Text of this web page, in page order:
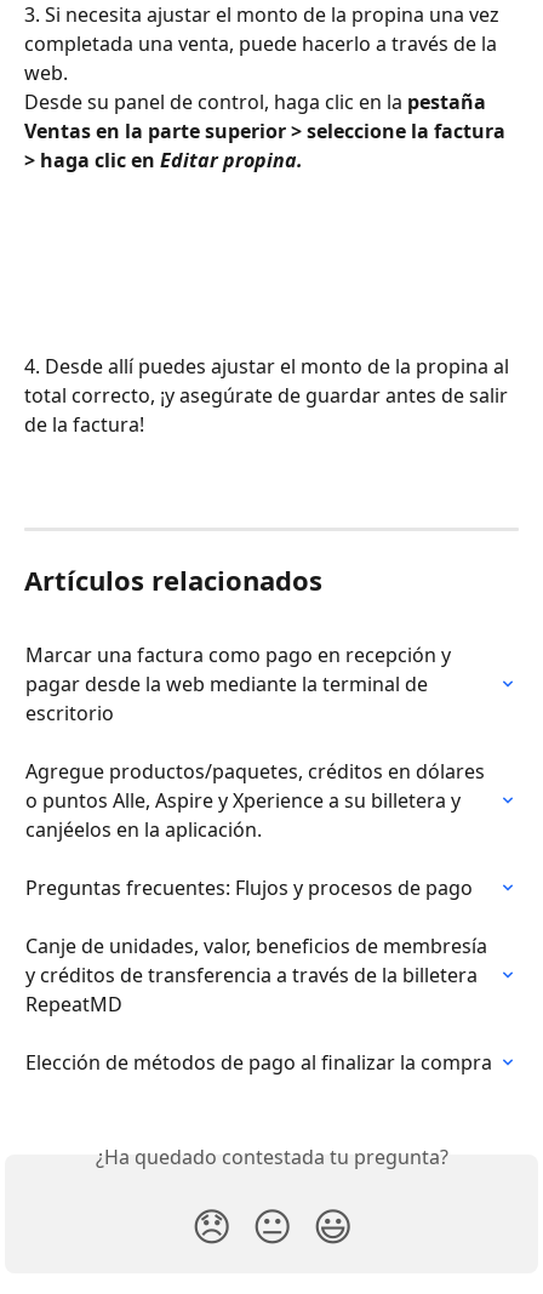
3. Si necesita ajustar el monto de la propina una vez
completada una venta, puede hacerlo a través de la
web.
Desde su panel de control, haga clic en la pestaña
Ventas en la parte superior > seleccione la factura
> haga clic en Editar propina.
4. Desde allí puedes ajustar el monto de la propina al
total correcto, ¡y asegúrate de guardar antes de salir
de la factura!
Artículos relacionados
Marcar una factura como pago en recepción y
pagar desde la web mediante la terminal de
escritorio
Agregue productos/paquetes, créditos en dólares
o puntos Alle, Aspire y Xperience a su billetera y
canjéelos en la aplicación.
Preguntas frecuentes: Flujos y procesos de pago
Canje de unidades, valor, beneficios de membresía
y créditos de transferencia a través de la billetera
RepeatMD
Elección de métodos de pago al finalizar la compra
¿Ha quedado contestada tu pregunta?
😞 😐 😃